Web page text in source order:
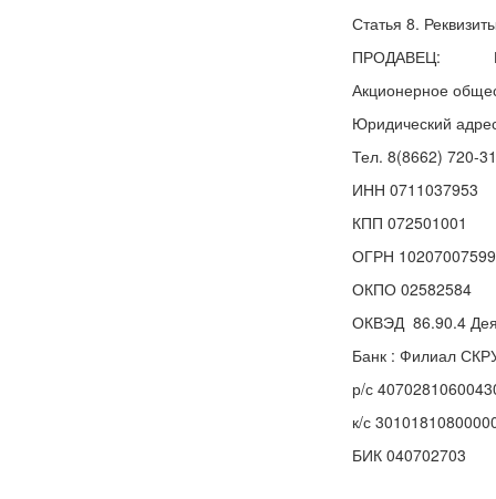
Статья 8.
ПРОДАВЕЦ:
Акционерное
Юридический
Тел. 8(8662) 720-
ИНН 0711037953
КПП 072501001
ОГРН
ОКПО 02582584
ОКВЭД 86.90.4
Банк : Филиал
р/с
к/с
БИК 040702703